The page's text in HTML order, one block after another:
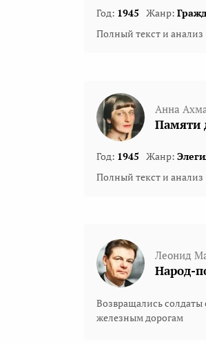
Год: 1945 Жанр:
Полный текст и анализ
Анна
Памяти
Год: 1945 Жанр:
Полный текст и анализ
Леонид
Народ-
Возвращались солдаты
железным дорогам